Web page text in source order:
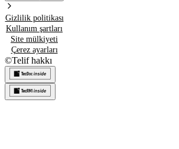
Gizlilik politikası
Kullanım şartları
Site mülkiyeti
Çerez ayarları
©Telif hakkı